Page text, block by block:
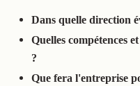
Dans quelle direction
Quelles compétences
?
Que fera l'entreprise